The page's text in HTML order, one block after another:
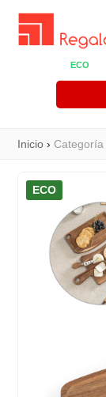
ECO
Inicio ›Categoría
ECO